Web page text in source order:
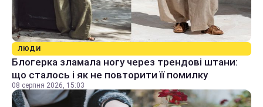
ЛЮДИ
Блогерка зламала ногу через трендові штани:
що сталось і як не повторити її помилку
08 серпня 2026, 15:03